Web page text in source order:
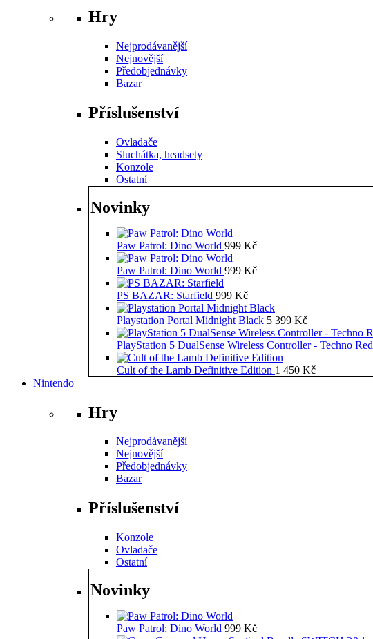
Hry
Nejprodávanější
Nejnovější
Předobjednávky
Bazar
Příslušenství
Ovladače
Sluchátka, headsety
Konzole
Ostatní
Novinky
Paw Patrol: Dino World 999 Kč
Paw Patrol: Dino World 999 Kč
PS BAZAR: Starfield 999 Kč
Playstation Portal Midnight Black 5 399 Kč
PlayStation 5 DualSense Wireless Controller - Techno Red
Cult of the Lamb Definitive Edition 1 450 Kč
Nintendo
Hry
Nejprodávanější
Nejnovější
Předobjednávky
Bazar
Příslušenství
Konzole
Ovladače
Ostatní
Novinky
Paw Patrol: Dino World 999 Kč